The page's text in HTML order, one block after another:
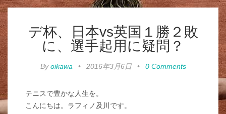
デ杯、日本vs英国１勝２敗
に、選手起用に疑問？
Byoikawa • 2016年3月6日 • 0 Comments
テニスで豊かな人生を。
こんにちは。ラフィノ及川です。